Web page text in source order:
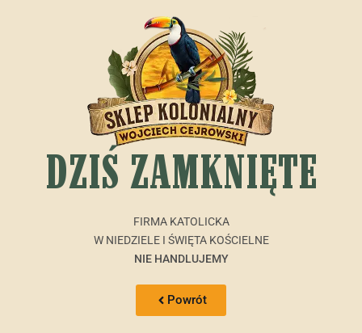
DZIŚ ZAMKNIĘTE
FIRMA KATOLICKA
W NIEDZIELE I ŚWIĘTA KOŚCIELNE
NIE HANDLUJEMY
Powrót